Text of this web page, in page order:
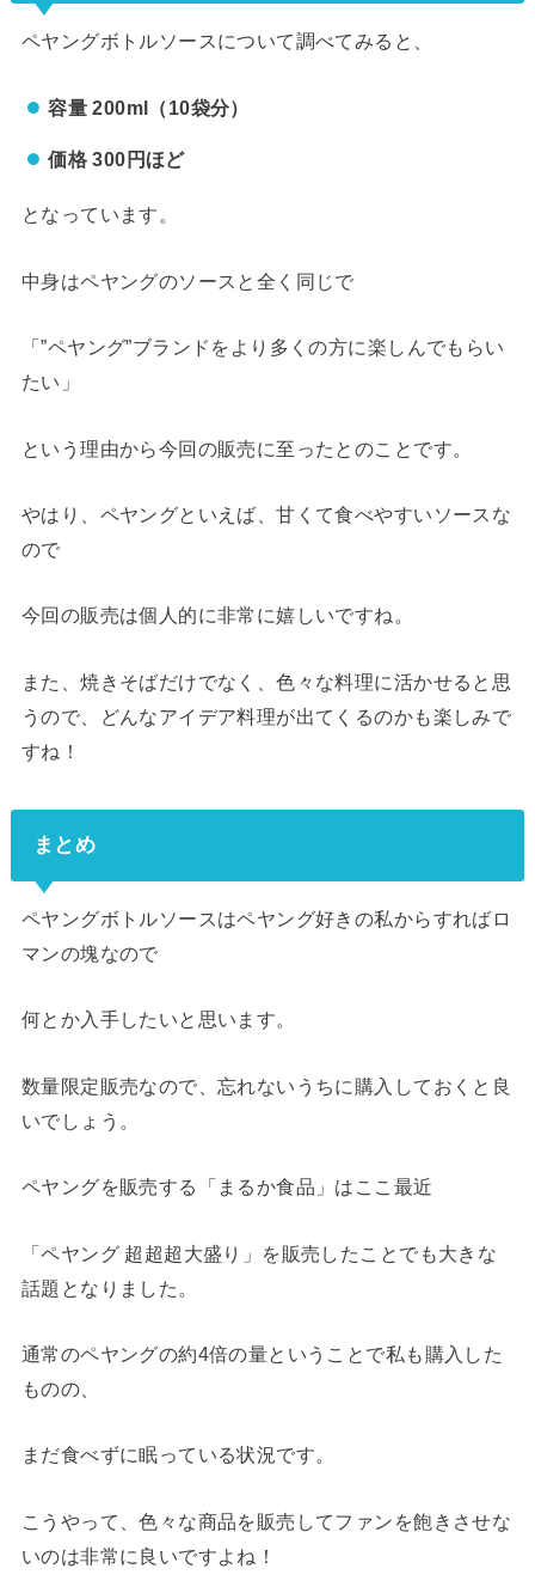
ペヤングボトルソースについて調べてみると、
容量 200ml（10袋分）
価格 300円ほど
となっています。
中身はペヤングのソースと全く同じで
「”ペヤング”ブランドをより多くの方に楽しんでもらい
たい」
という理由から今回の販売に至ったとのことです。
やはり、ペヤングといえば、甘くて食べやすいソースな
ので
今回の販売は個人的に非常に嬉しいですね。
また、焼きそばだけでなく、色々な料理に活かせると思
うので、どんなアイデア料理が出てくるのかも楽しみで
すね！
まとめ
ペヤングボトルソースはペヤング好きの私からすればロ
マンの塊なので
何とか入手したいと思います。
数量限定販売なので、忘れないうちに購入しておくと良
いでしょう。
ペヤングを販売する「まるか食品」はここ最近
「ペヤング 超超超大盛り」を販売したことでも大きな
話題となりました。
通常のペヤングの約4倍の量ということで私も購入した
ものの、
まだ食べずに眠っている状況です。
こうやって、色々な商品を販売してファンを飽きさせな
いのは非常に良いですよね！